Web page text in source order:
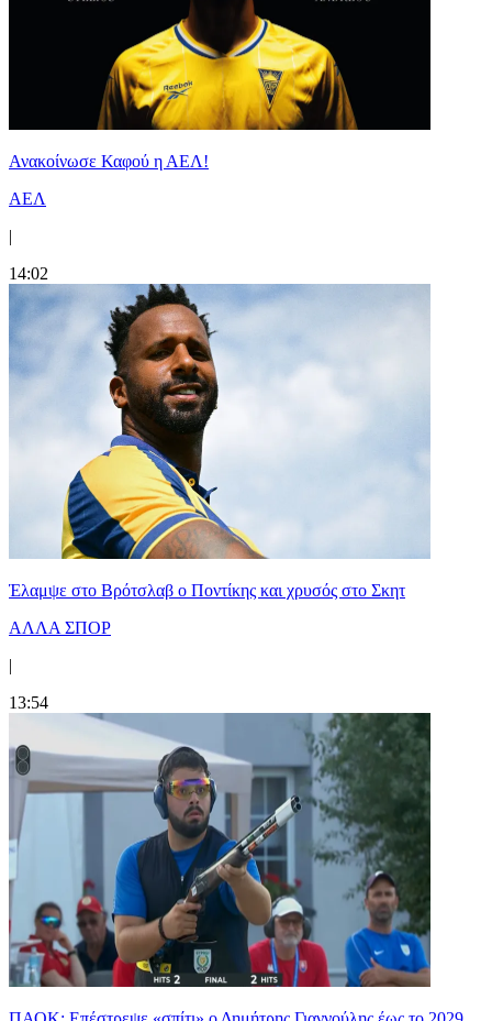
Ανακοίνωσε Καφού η ΑΕΛ!
ΑΕΛ
|
14:02
Έλαμψε στο Βρότσλαβ ο Ποντίκης και χρυσός στο Σκητ
ΑΛΛΑ ΣΠΟΡ
|
13:54